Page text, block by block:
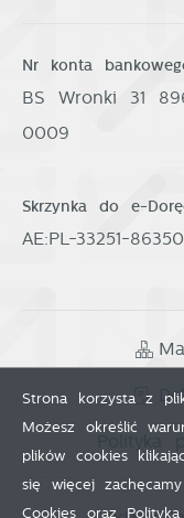
Nr konta
BS Wronki 31
0009
Skrzynka do e-
AE:PL-33251-
Polityka
Strona korzysta z
Możesz określić
plików cookies
się więcej
Cookies oraz Polityką